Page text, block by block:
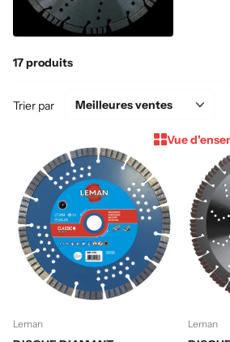
17 produits
Vue
Trier par
Leman Leman